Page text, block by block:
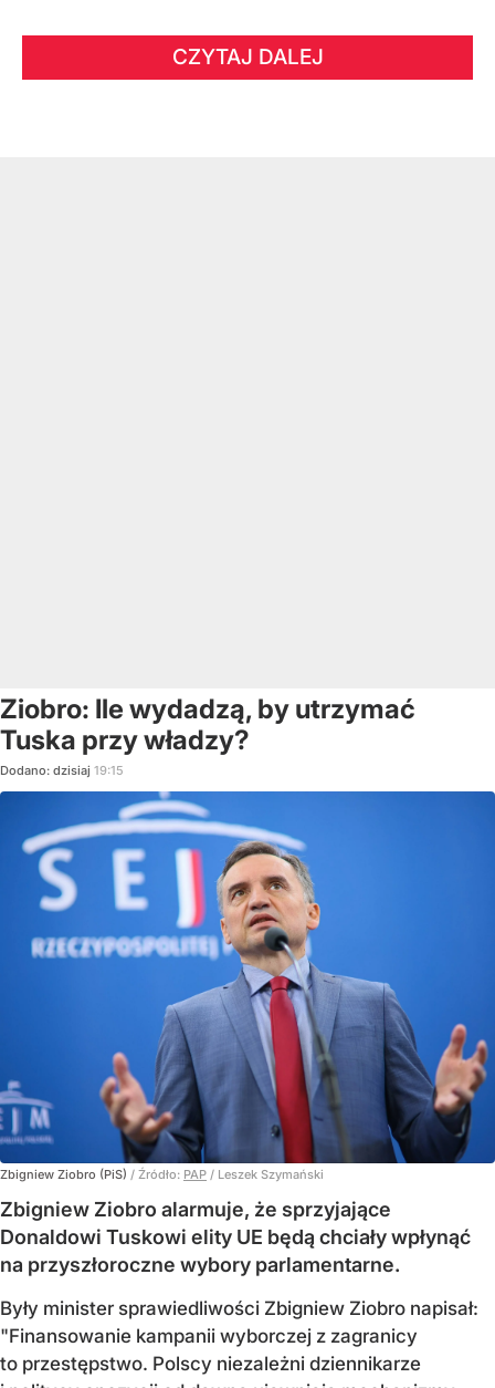
CZYTAJ DALEJ
Ziobro: Ile wydadzą, by utrzymać
Tuska przy władzy?
Dodano: dzisiaj 19:15
Zbigniew Ziobro (PiS) / Źródło: PAP / Leszek Szymański
Zbigniew Ziobro alarmuje, że sprzyjające
Donaldowi Tuskowi elity UE będą chciały wpłynąć
na przyszłoroczne wybory parlamentarne.
Były minister sprawiedliwości Zbigniew Ziobro napisał:
"Finansowanie kampanii wyborczej z zagranicy
to przestępstwo. Polscy niezależni dziennikarze